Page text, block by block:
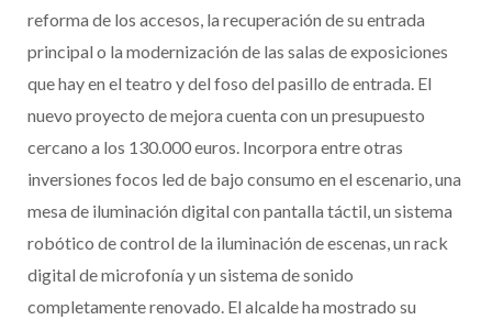
reforma de los accesos, la recuperación de su entrada
principal o la modernización de las salas de exposiciones
que hay en el teatro y del foso del pasillo de entrada. El
nuevo proyecto de mejora cuenta con un presupuesto
cercano a los 130.000 euros. Incorpora entre otras
inversiones focos led de bajo consumo en el escenario, una
mesa de iluminación digital con pantalla táctil, un sistema
robótico de control de la iluminación de escenas, un rack
digital de microfonía y un sistema de sonido
completamente renovado. El alcalde ha mostrado su